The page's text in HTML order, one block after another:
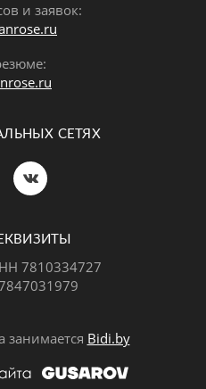
и заявок:
СЕТЯХ
7810334727
занимается Bidi.by
Telegram